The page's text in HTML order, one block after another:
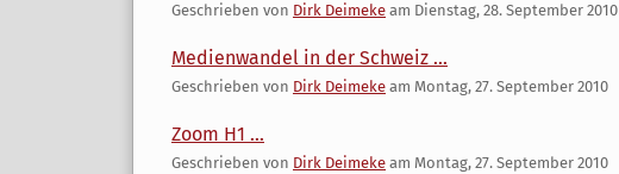
Geschrieben von Dirk Deimeke am Dienstag, 28. September 2010
Medienwandel in der Schweiz ...
Geschrieben von Dirk Deimeke am Montag, 27. September 2010
Zoom H1 ...
Geschrieben von Dirk Deimeke am Montag, 27. September 2010